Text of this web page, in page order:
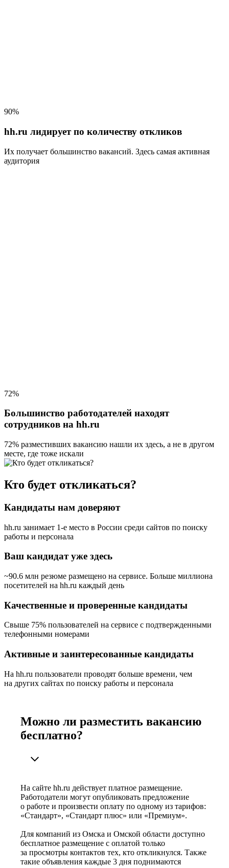
90%
hh.ru лидирует по количеству откликов
Их получает большинство вакансий. Здесь самая активная
аудитория
72%
Большинство работодателей находят
сотрудников на hh.ru
72% разместивших вакансию нашли их здесь, а не в другом
месте, где тоже искали
Кто будет откликаться?
Кандидаты нам доверяют
hh.ru занимает 1-е место в России среди сайтов по поиску
работы и персонала
Ваш кандидат уже здесь
~90.6 млн резюме размещено на сервисе. Больше миллиона
посетителей на hh.ru каждый день
Качественные и проверенные кандидаты
Свыше 75% пользователей на сервисе с подтвержденными
телефонными номерами
Активные и заинтересованные кандидаты
На hh.ru пользователи проводят больше времени, чем
на других сайтах по поиску работы и персонала
Можно ли разместить вакансию
бесплатно?
На сайте hh.ru действует платное размещение.
Работодатели могут опубликовать предложение
о работе и произвести оплату по одному из тарифов:
«Стандарт», «Стандарт плюс» или «Премиум».
Для компаний из Омска и Омской области доступно
бесплатное размещение с оплатой только
за просмотры контактов тех, кто откликнулся. Также
такие объявления каждые 3 дня поднимаются